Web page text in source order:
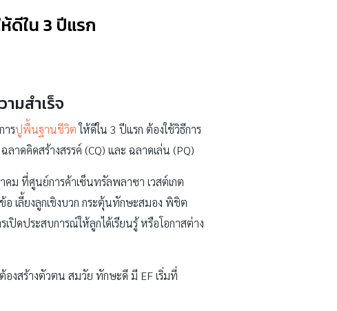
ดีใน 3 ปีแรก
มสำเร็จ
ารปูพื้นฐานชีวิตให้ดีใน 3 ปีแรก ต้องใช้วิธีการ
าดคิดสร้างสรรค์ (CQ) และ ฉลาดเล่น (PQ)
ม ที่ศูนย์การค้าเซ็นทรัลพลาซา เวสต์เกต
เลี้ยงลูกเชิงบวก กระตุ้นทักษะสมอง พิชิต
ปิดประสบการณ์ให้ลูกได้เรียนรู้ หรือโอกาสต่าง
องสร้างตัวตน สมวัย ทักษะดี มี EF เริ่มที่